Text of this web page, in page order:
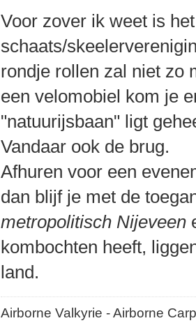
Voor zover ik weet is
schaats/
rondje rollen zal niet zo
een velomobiel kom je
"natuurijsbaan" ligt
Vandaar ook de brug.
Afhuren voor een
dan blijf je met de
metropolitisch Nijeveen
kombochten heeft,
land.
Airborne Valkyrie - Airborne